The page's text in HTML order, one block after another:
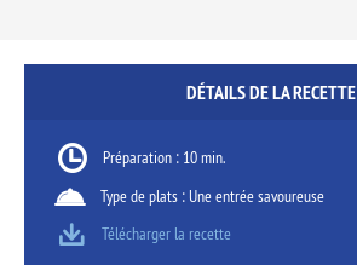
DÉTAILS DE LA RECETTE
Préparation : 10 min.
Type de plats : Une entrée savoureuse
Télécharger la recette